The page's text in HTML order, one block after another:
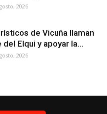
2026
de Vicuña llaman
Elqui y apoyar la...
2026